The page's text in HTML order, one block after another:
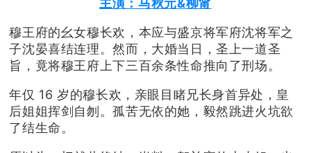
主演：马秋元&柳甯
穆王府的幺女穆长欢，本应与盛京将军府沈将军之
子沈晏喜结连理。然而，大婚当日，圣上一道圣
旨，竟将穆王府上下三百余条性命推向了刑场。
年仅 16 岁的穆长欢，亲眼目睹兄长身首异处，皇
后姐姐挥剑自刎。孤苦无依的她，毅然跳进火坑欲
了结生命。